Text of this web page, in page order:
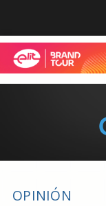
OPINIÓN